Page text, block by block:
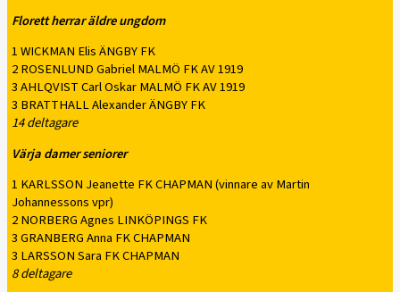
Florett herrar äldre ungdom
1 WICKMAN Elis ÄNGBY FK
2 ROSENLUND Gabriel MALMÖ FK AV 1919
3 AHLQVIST Carl Oskar MALMÖ FK AV 1919
3 BRATTHALL Alexander ÄNGBY FK
14 deltagare
Värja damer seniorer
1 KARLSSON Jeanette FK CHAPMAN (vinnare av Martin
Johannessons vpr)
2 NORBERG Agnes LINKÖPINGS FK
3 GRANBERG Anna FK CHAPMAN
3 LARSSON Sara FK CHAPMAN
8 deltagare